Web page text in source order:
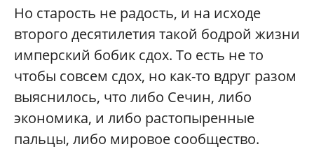
Но старость не радость, и на исходе
второго десятилетия такой бодрой жизни
имперский бобик сдох. То есть не то
чтобы совсем сдох, но как-то вдруг разом
выяснилось, что либо Сечин, либо
экономика, и либо растопыренные
пальцы, либо мировое сообщество.